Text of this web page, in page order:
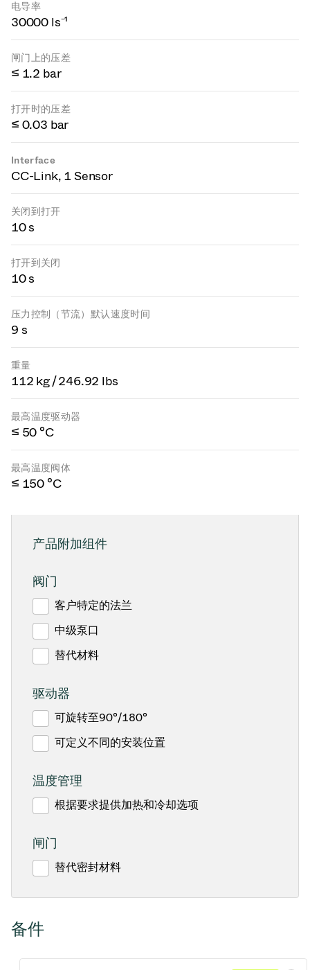
电导率
30000 ls⁻¹
闸门上的压差
≤ 1.2 bar
打开时的压差
≤ 0.03 bar
Interface
CC-Link, 1 Sensor
关闭到打开
10 s
打开到关闭
10 s
压力控制（节流）默认速度时间
9 s
重量
112 kg / 246.92 lbs
最高温度驱动器
≤ 50 °C
最高温度阀体
≤ 150 °C
产品附加组件
阀门
客户特定的法兰
中级泵口
替代材料
驱动器
可旋转至90°/180°
可定义不同的安装位置
温度管理
根据要求提供加热和冷却选项
闸门
替代密封材料
备件